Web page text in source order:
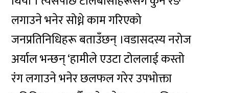
लगाउने भनेर सोध्ने काम गरिएको
जनप्रतिनिधिहरू बताउँछन् ।वडासदस्य नरोज
अर्याल भन्छन् ‘हामीले एउटा टोललाई कस्तो
रंग लगाउने भनेर छलफल गरेर उपभोक्ता